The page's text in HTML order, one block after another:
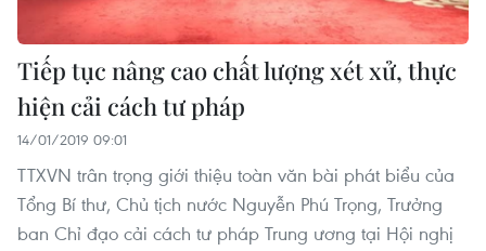
Tiếp tục nâng cao chất lượng xét xử, thực
hiện cải cách tư pháp
14/01/2019 09:01
TTXVN trân trọng giới thiệu toàn văn bài phát biểu của
Tổng Bí thư, Chủ tịch nước Nguyễn Phú Trọng, Trưởng
ban Chỉ đạo cải cách tư pháp Trung ương tại Hội nghị